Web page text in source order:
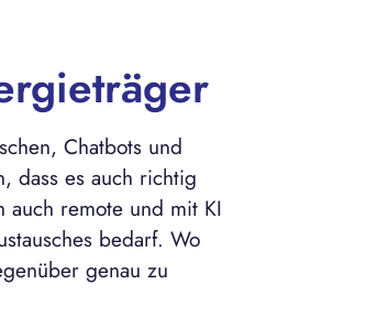
Chatbots und
dass es auch richtig
auch remote und mit KI
bedarf. Wo
genau zu